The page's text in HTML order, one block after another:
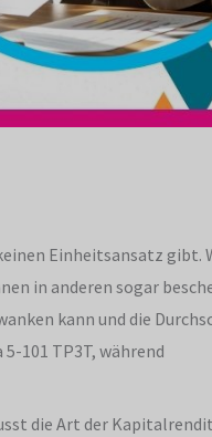
Einheitsansatz gibt.
in anderen sogar
kann und die
101 TP3T, während
die Art der